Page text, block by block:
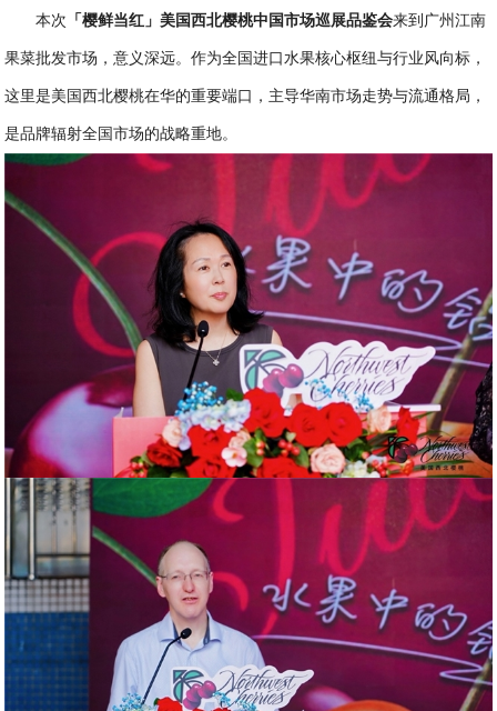
本次 「樱鲜当红」美国西北樱桃中国市场巡展品鉴会来到广州江南
果菜批发市场，意义深远。作为全国进口水果核心枢纽与行业风向标，
这里是美国西北樱桃在华的重要端口，主导华南市场走势与流通格局，
是品牌辐射全国市场的战略重地。